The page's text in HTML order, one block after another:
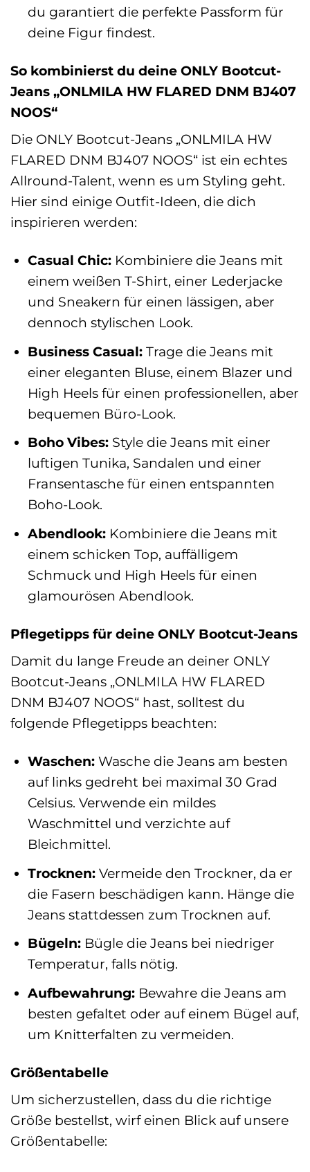
du garantiert die perfekte Passform für
deine Figur findest.
So kombinierst du deine ONLY Bootcut-
Jeans „ONLMILA HW FLARED DNM BJ407
NOOS“
Die ONLY Bootcut-Jeans „ONLMILA HW
FLARED DNM BJ407 NOOS“ ist ein echtes
Allround-Talent, wenn es um Styling geht.
Hier sind einige Outfit-Ideen, die dich
inspirieren werden:
Casual Chic:Kombiniere die Jeans mit
einem weißen T-Shirt, einer Lederjacke
und Sneakern für einen lässigen, aber
dennoch stylischen Look.
Business Casual:Trage die Jeans mit
einer eleganten Bluse, einem Blazer und
High Heels für einen professionellen, aber
bequemen Büro-Look.
Boho Vibes:Style die Jeans mit einer
luftigen Tunika, Sandalen und einer
Fransentasche für einen entspannten
Boho-Look.
Abendlook:Kombiniere die Jeans mit
einem schicken Top, auffälligem
Schmuck und High Heels für einen
glamourösen Abendlook.
Pflegetipps für deine ONLY Bootcut-Jeans
Damit du lange Freude an deiner ONLY
Bootcut-Jeans „ONLMILA HW FLARED
DNM BJ407 NOOS“ hast, solltest du
folgende Pflegetipps beachten:
Waschen:Wasche die Jeans am besten
auf links gedreht bei maximal 30 Grad
Celsius. Verwende ein mildes
Waschmittel und verzichte auf
Bleichmittel.
Trocknen:Vermeide den Trockner, da er
die Fasern beschädigen kann. Hänge die
Jeans stattdessen zum Trocknen auf.
Bügeln:Bügle die Jeans bei niedriger
Temperatur, falls nötig.
Aufbewahrung:Bewahre die Jeans am
besten gefaltet oder auf einem Bügel auf,
um Knitterfalten zu vermeiden.
Größentabelle
Um sicherzustellen, dass du die richtige
Größe bestellst, wirf einen Blick auf unsere
Größentabelle: